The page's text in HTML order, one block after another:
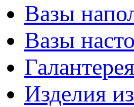
Вазы
Вазы
Галантерея
Изделия